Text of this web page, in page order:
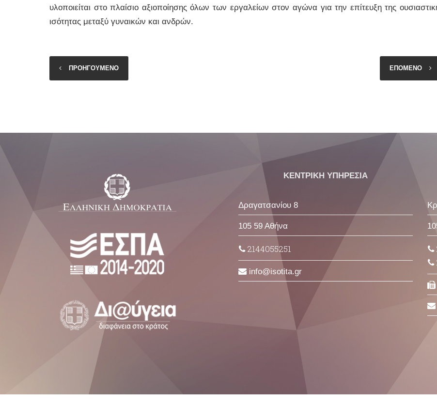
υλοποιείται στο πλαίσιο αξιοποίησης όλων των εργαλείων στον αγώνα για την επίτευξη της
ισότητας μεταξύ γυναικών και ανδρών.
ΠΡΟΗΓΟΥΜΕΝΟ ΕΠΟΜΕΝΟ
ΚΕΝΤΡΙΚΗ ΥΠΗΡΕΣΙΑ
Δραγατσανίου 8
105 59 Αθήνα
2144055251
info isotita gr